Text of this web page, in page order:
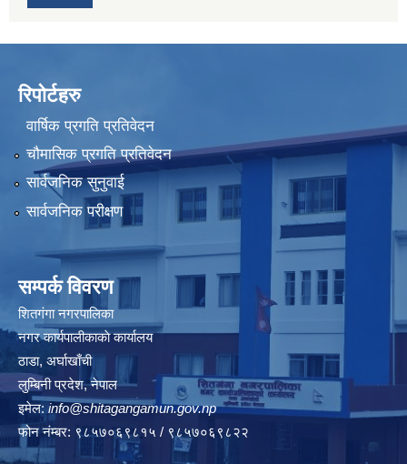
रिपोर्टहरु
वार्षिक प्रगति प्रतिवेदन
चौमासिक प्रगति प्रतिवेदन
सार्वजनिक सुनुवाई
सार्वजनिक परीक्षण
सम्पर्क विवरण
शितगंगा नगरपालिका
नगर कार्यपालीकाकाे कार्यालय
ठाडा, अर्घाखाँची
लुम्बिनी प्रदेश, नेपाल
इमेल: info@shitagangamun.gov.np
फोन नंम्बर: ९८५७०६९८१५ / ९८५७०६९८२२